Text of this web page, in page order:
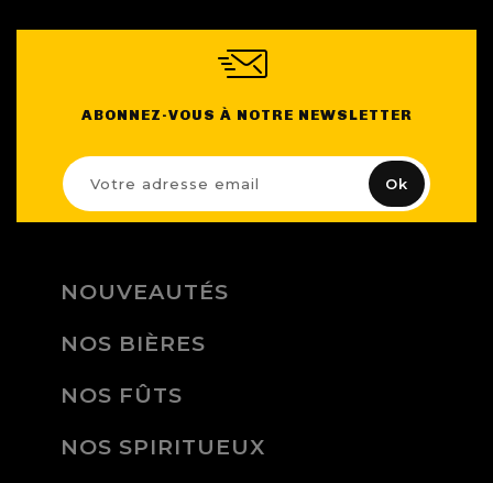
ABONNEZ-VOUS À NOTRE NEWSLETTER
NOUVEAUTÉS
NOS BIÈRES
NOS FÛTS
NOS SPIRITUEUX